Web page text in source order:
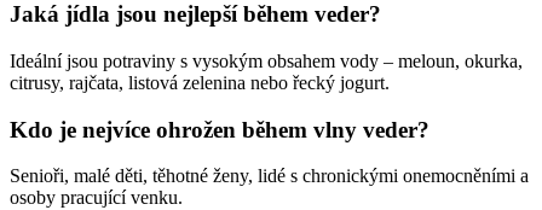
Jaká jídla jsou nejlepší během veder?
Ideální jsou potraviny s vysokým obsahem vody – meloun, okurka,
citrusy, rajčata, listová zelenina nebo řecký jogurt.
Kdo je nejvíce ohrožen během vlny veder?
Senioři, malé děti, těhotné ženy, lidé s chronickými onemocněními a
osoby pracující venku.